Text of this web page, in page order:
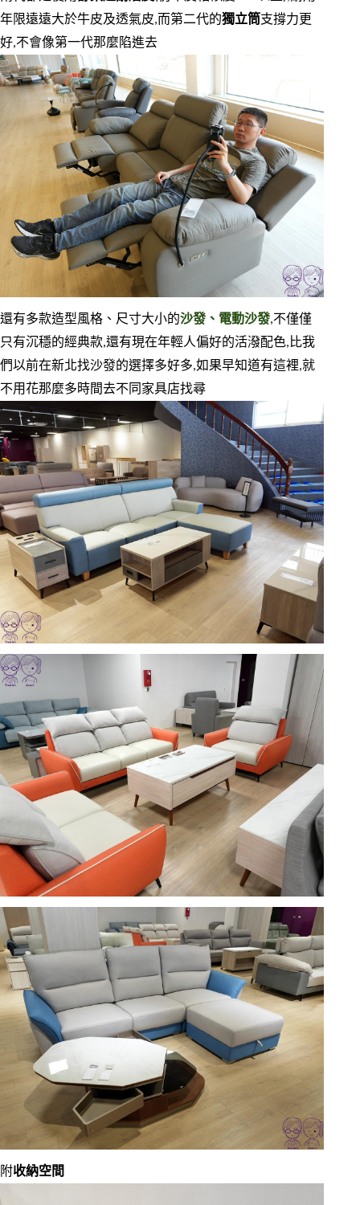
年限遠遠大於牛皮及透氣皮,而第二代的獨立筒支撐力更
好,不會像第一代那麼陷進去
還有多款造型風格、尺寸大小的沙發、電動沙發,不僅僅
只有沉穩的經典款,還有現在年輕人偏好的活潑配色,比我
們以前在新北找沙發的選擇多好多,如果早知道有這裡,就
不用花那麼多時間去不同家具店找尋
附收納空間